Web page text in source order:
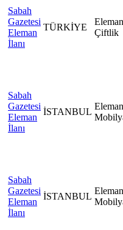
Sabah
Gazetesi
Eleman
İlanı
TÜRKİYE
Çiftlik
Sabah
Gazetesi
Eleman
İlanı
İSTANBUL
Sabah
Gazetesi
Eleman
İlanı
İSTANBUL